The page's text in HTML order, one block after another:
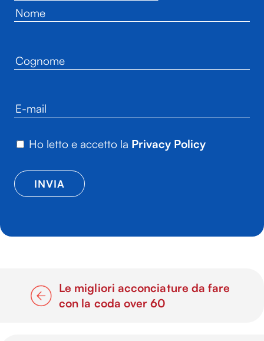
Ho letto e accetto la Privacy Policy
Le migliori acconciature da fare
con la coda over 60